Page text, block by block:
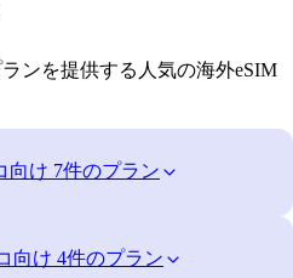
ンを提供する人気の海外eSIM
向け 7件のプラン
向け 4件のプラン